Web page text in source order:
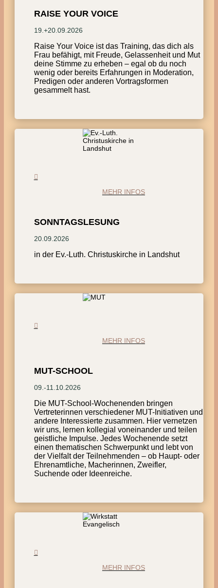
RAISE YOUR VOICE
19.+20.09.2026
Raise Your Voice ist das Training, das dich als
Frau befähigt, mit Freude, Gelassenheit und Mut
deine Stimme zu erheben – egal ob du noch
wenig oder bereits Erfahrungen in Moderation,
Predigen oder anderen Vortragsformen
gesammelt hast.
MEHR INFOS
SONNTAGSLESUNG
20.09.2026
in der Ev.-Luth. Christuskirche in Landshut
MEHR INFOS
MUT-SCHOOL
09.-11.10.2026
Die MUT-School-Wochenenden bringen
Vertreterinnen verschiedener MUT-Initiativen und
andere Interessierte zusammen. Hier vernetzen
wir uns, lernen kollegial voneinander und teilen
geistliche Impulse. Jedes Wochenende setzt
einen thematischen Schwerpunkt und lebt von
der Vielfalt der Teilnehmenden – ob Haupt- oder
Ehrenamtliche, Macherinnen, Zweifler,
Suchende oder Ideenreiche.
MEHR INFOS